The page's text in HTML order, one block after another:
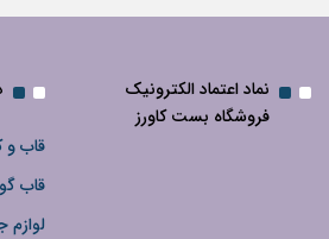
نماد اعتماد الکترونیک
فروشگاه بست کاورز
قاب و
قاب
لوازم